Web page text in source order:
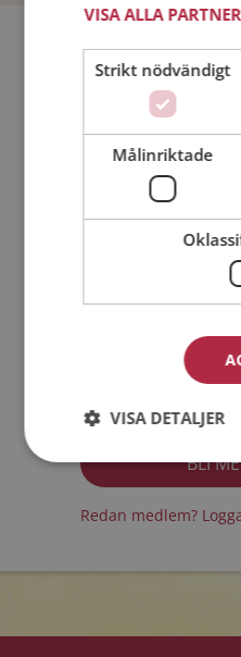
Bli medlem
Min ålder:
Jag accepterar
Redan medlem?
VISA ALLA
Strikt nödvändigt
Målinriktade
VISA DETALJER